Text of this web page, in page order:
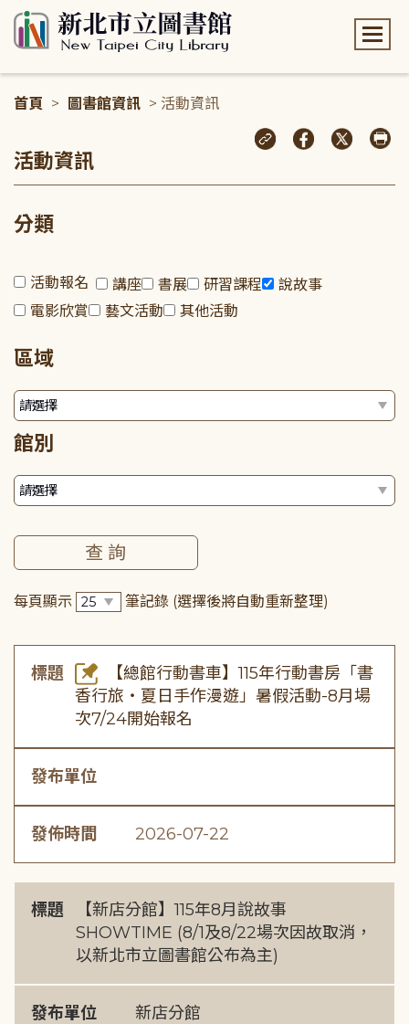
首頁 > 圖書館資訊 > 活動資訊
活動資訊
分類
活動報名 講座 書展 研習課程
說故事
電影欣賞
藝文活動 其他活動
區域
館別
每頁顯示 筆記錄 (選擇後將自動重新整理)
標題
【總館行動書車】115年行動書房「書
香行旅・夏日手作漫遊」暑假活動-8月場
次7/24開始報名
發布單位
發佈時間 2026-07-22
標題
【新店分館】115年8月說故事
SHOWTIME (8/1及8/22場次因故取消，
以新北市立圖書館公布為主)
發布單位 新店分館